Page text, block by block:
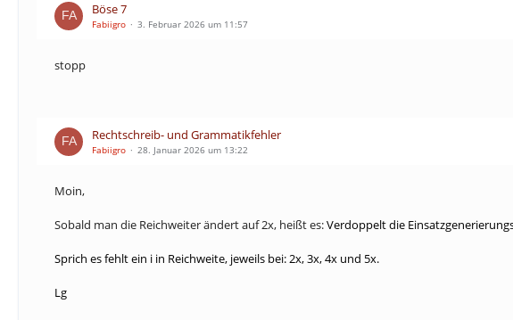
Böse 7
Fabiigro 3. Februar 2026 um 11:57
stopp
Rechtschreib- und Grammatikfehler
Fabiigro 28. Januar 2026 um 13:22
Moin,
Sobald man die Reichweiter ändert auf 2x, heißt es:Verdoppelt die
Sprich es fehlt ein i in Reichweite, jeweils bei: 2x, 3x, 4x und 5x.
Lg